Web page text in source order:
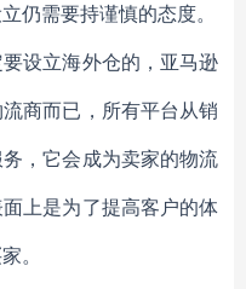
仍需要持谨慎的态度。
设立海外仓的，亚马逊
商而已，所有平台从销
，它会成为卖家的物流
上是为了提高客户的体
。